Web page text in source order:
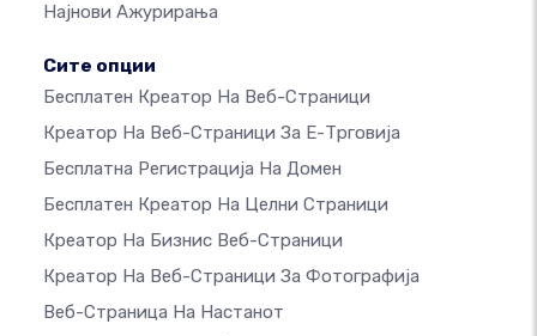
Најнови Ажурирања
Сите опции
Бесплатен Креатор На Веб-Страници
Креатор На Веб-Страници За Е-Трговија
Бесплатна Регистрација На Домен
Бесплатен Креатор На Целни Страници
Креатор На Бизнис Веб-Страници
Креатор На Веб-Страници За Фотографија
Веб-Страница На Настанот